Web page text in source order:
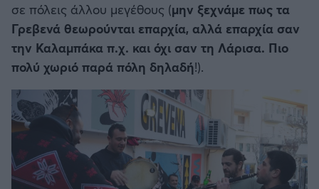
σε πόλεις άλλου μεγέθους (μην ξεχνάμε πως τα
Γρεβενά θεωρούνται επαρχία, αλλά επαρχία σαν
την Καλαμπάκα π.χ. και όχι σαν τη Λάρισα. Πιο
πολύ χωριό παρά πόλη δηλαδή!).